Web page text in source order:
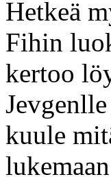
Hetkeä
Fihin
kertoo
kuule